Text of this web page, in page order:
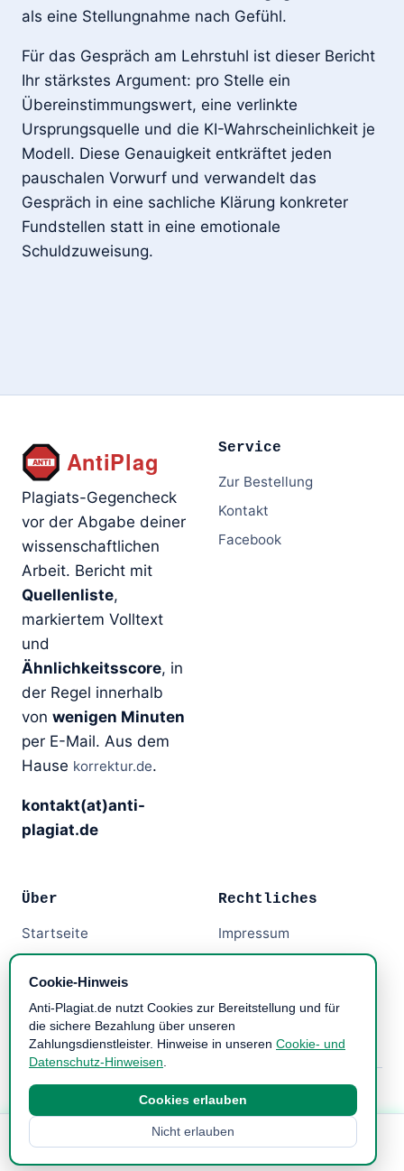
Verteidigungs-Demo, 12 % Rabatt mit Code
als eine Stellungnahme nach Gefühl.
Für das Gespräch am Lehrstuhl ist dieser Bericht
Ihr stärkstes Argument: pro Stelle ein
Übereinstimmungswert, eine verlinkte
Ursprungsquelle und die KI-Wahrscheinlichkeit je
Modell. Diese Genauigkeit entkräftet jeden
pauschalen Vorwurf und verwandelt das
Gespräch in eine sachliche Klärung konkreter
Fundstellen statt in eine emotionale
Schuldzuweisung.
Plagiats-Gegencheck
vor der Abgabe deiner
wissenschaftlichen
Arbeit. Bericht mit
Quellenliste,
markiertem Volltext
und
Ähnlichkeitsscore, in
der Regel innerhalb
von wenigen Minuten
per E-Mail. Aus dem
Hause korrektur.de.
kontakt(at)anti-
plagiat.de
Service
Zur Bestellung
Kontakt
Facebook
Über
Startseite
Themen-Übersicht
Rechtliches
Impressum
Widerruf
© 2026 anti-plagiat.de,aus dem Hause korrektur.de
Cookie-Hinweis
Anti-Plagiat.de nutzt Cookies zur Bereitstellung und für
die sichere Bezahlung über unseren
Zahlungsdienstleister. Hinweise in unseren Cookie- und
Datenschutz-Hinweisen.
Cookies erlauben
Nicht erlauben